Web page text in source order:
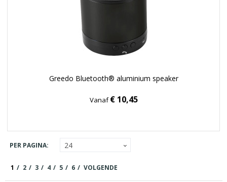
Greedo Bluetooth® aluminium speaker
Vanaf€ 10,45
PER PAGINA:
1 2 3 4 5 6 VOLGENDE